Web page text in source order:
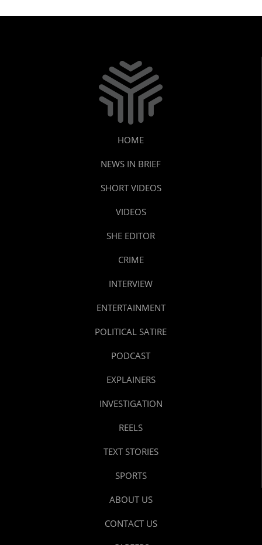
HOME
NEWS IN BRIEF
SHORT VIDEOS
VIDEOS
SHE EDITOR
CRIME
INTERVIEW
ENTERTAINMENT
POLITICAL SATIRE
PODCAST
EXPLAINERS
INVESTIGATION
REELS
TEXT STORIES
SPORTS
ABOUT US
CONTACT US